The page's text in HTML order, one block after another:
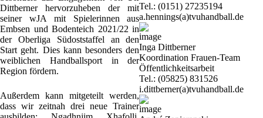
Dittberner hervorzuheben der mit
seiner wJA mit Spielerinnen aus
Embsen und Bodenteich 2021/22 in
der Oberliga Südoststaffel an den
Start geht. Dies kann besonders den
weiblichen Handballsport in der
Region fördern.
Außerdem kann mitgeteilt werden,
dass wir zeitnah drei neue Trainer
Tel.: (0151) 27235194
a.hennings(a)tvuhandball.de
Inga Dittberner
Koordination Frauen-Team
Öffentlichkeitsarbeit
Tel.: (05825) 831526
i.dittberner(a)tvuhandball.de